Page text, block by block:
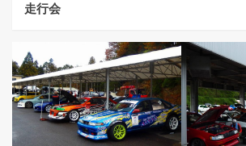
走行会